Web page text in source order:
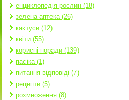
енциклопедія рослин (18)
зелена аптека (26)
кактуси (12)
квіти (55)
корисні поради (139)
пасіка (1)
питання-відповіді (7)
рецепти (5)
розмноження (8)